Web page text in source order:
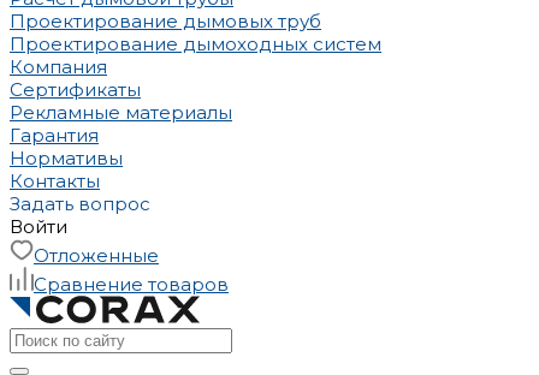
Проектирование дымовых труб
Проектирование дымоходных систем
Компания
Сертификаты
Рекламные материалы
Гарантия
Нормативы
Контакты
Задать вопрос
Войти
Отложенные
Сравнение товаров